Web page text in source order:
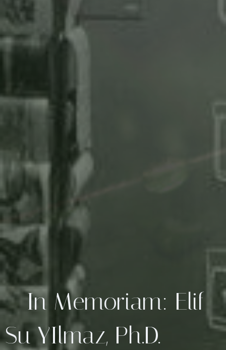
In Memoriam: Elif
Su YIlmaz, Ph.D.